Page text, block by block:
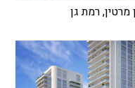
רמת גן